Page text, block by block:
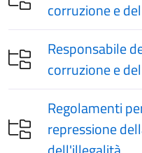
corruzione e
Responsabile
corruzione e
Regolamenti
repressione